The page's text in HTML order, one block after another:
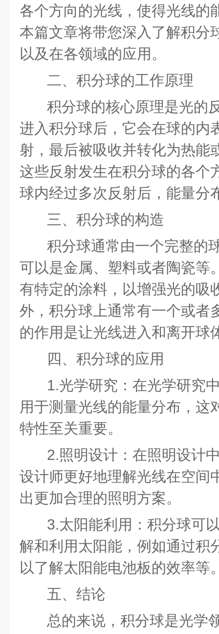
各个方向的光线，使得光线的
本篇文章将带您深入了解积分
以及在各领域的应用。
二、积分球的工作原理
积分球的核心原理是光的
进入积分球后，它会在球的内
射，最后被吸收并转化为热能
这些反射发生在积分球的各个
球内经过多次反射后，能量分
三、积分球的构造
积分球通常由一个完整的
可以是金属、塑料或者陶瓷等
有特定的涂料，以增强光的吸
外，积分球上通常有一个或者
的作用是让光线进入和离开球
四、积分球的应用
1.光学研究：在光学研究
用于测量光线的能量分布，这
特性至关重要。
2.照明设计：在照明设计
设计师更好地理解光线在空间
出更加合理的照明方案。
3.太阳能利用：积分球可
解和利用太阳能，例如通过积
以了解太阳能电池板的效率等
五、结论
总的来说，积分球是光学